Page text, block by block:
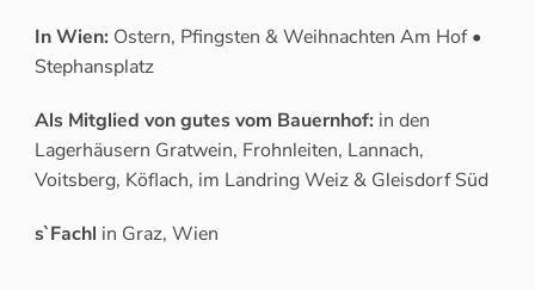
In Wien: Ostern, Pfingsten & Weihnachten Am Hof •
Stephansplatz
Als Mitglied von gutes vom Bauernhof: in den
Lagerhäusern Gratwein, Frohnleiten, Lannach,
Voitsberg, Köflach, im Landring Weiz & Gleisdorf Süd
s`Fachl in Graz, Wien